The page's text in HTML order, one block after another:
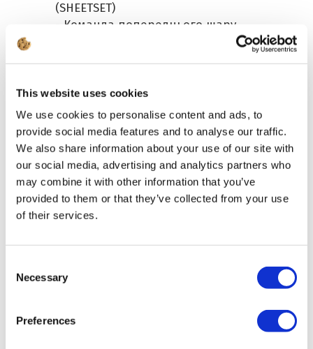
This website uses cookies
We use cookies to personalise content and ads, to
provide social media features and to analyse our traffic.
We also share information about your use of our site with
our social media, advertising and analytics partners who
may combine it with other information that you’ve
provided to them or that they’ve collected from your use
of their services.
Selection
Necessary
Preferences
(SHEETSET)
- Команда попереднього шару
- Функція загальної довжини та
- Масив по вказаному шляху
функція
- Розширені захоплення для груп і
блоків
- Вікно налаштувань імпорту PDF
файлів
- Інструмент для відновлення і
збереження налаштувань
- Інтеграція з пристроями
спрощення роботи з кресленнями
2021